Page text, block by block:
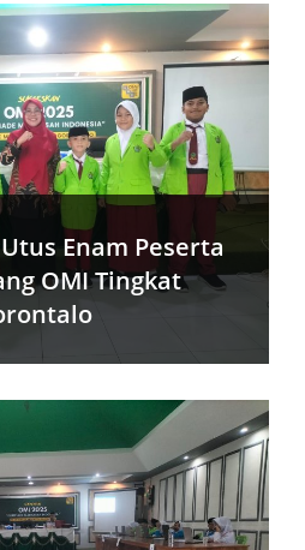
Enam Peserta
OMI Tingkat